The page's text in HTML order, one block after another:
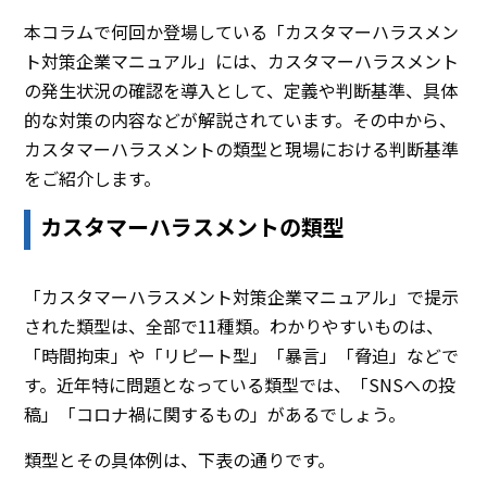
本コラムで何回か登場している「カスタマーハラスメン
ト対策企業マニュアル」には、カスタマーハラスメント
の発生状況の確認を導入として、定義や判断基準、具体
的な対策の内容などが解説されています。その中から、
カスタマーハラスメントの類型と現場における判断基準
をご紹介します。
カスタマーハラスメントの類型
「カスタマーハラスメント対策企業マニュアル」で提示
された類型は、全部で11種類。わかりやすいものは、
「時間拘束」や「リピート型」「暴言」「脅迫」などで
す。近年特に問題となっている類型では、「SNSへの投
稿」「コロナ禍に関するもの」があるでしょう。
類型とその具体例は、下表の通りです。